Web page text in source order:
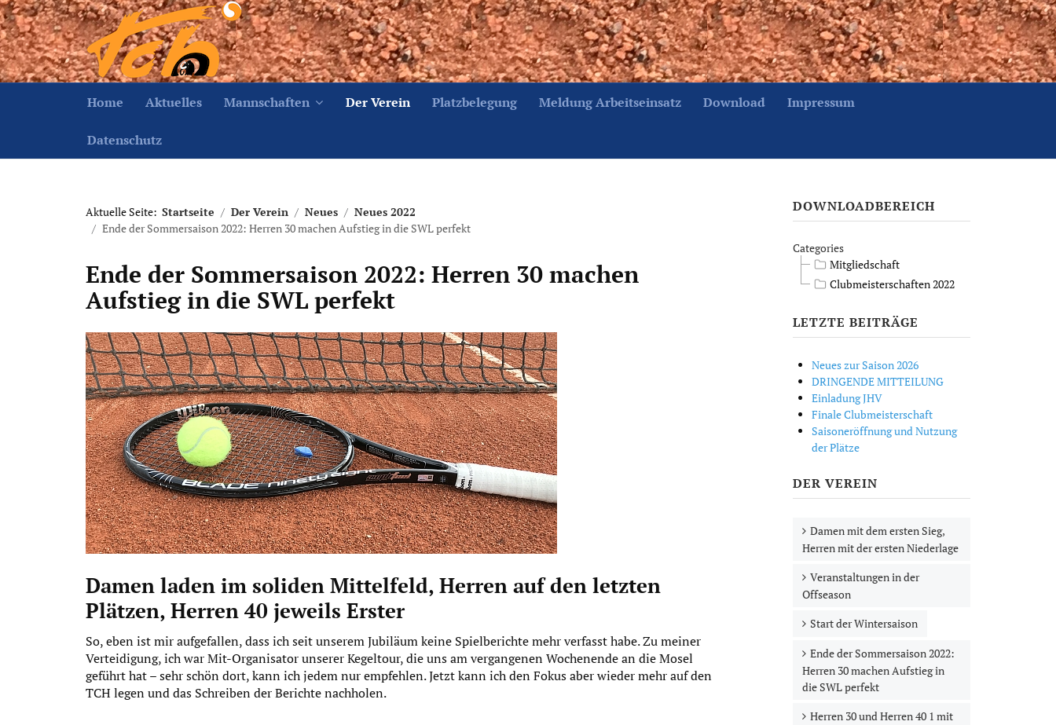
Home Aktuelles Mannschaften Der Verein Platzbelegung Meldung Arbeitseinsatz Download Impressum
Datenschutz
Aktuelle Seite: Startseite Der Verein Neues
Neues 2022
Ende der Sommersaison 2022: Herren 30 machen Aufstieg in die SWL perfekt
Ende der Sommersaison 2022: Herren 30 machen
Aufstieg in die SWL perfekt
Damen laden im soliden Mittelfeld, Herren auf den letzten
Plätzen, Herren 40 jeweils Erster
So, eben ist mir aufgefallen, dass ich seit unserem Jubiläum keine Spielberichte mehr verfasst habe. Zu meiner
Verteidigung, ich war Mit-Organisator unserer Kegeltour, die uns am vergangenen Wochenende an die Mosel
geführt hat – sehr schön dort, kann ich jedem nur empfehlen. Jetzt kann ich den Fokus aber wieder mehr auf den
TCH legen und das Schreiben der Berichte nachholen.
DOWNLOADBEREICH
Categories
Mitgliedschaft
Clubmeisterschaften 2022
LETZTE BEITRÄGE
Neues zur Saison 2026
DRINGENDE MITTEILUNG
Einladung JHV
Finale Clubmeisterschaft
Saisoneröffnung und Nutzung
der Plätze
DER VEREIN
Damen mit dem ersten Sieg,
Herren mit der ersten Niederlage
Veranstaltungen in der
Offseason
Start der Wintersaison
Ende der Sommersaison 2022:
Herren 30 machen Aufstieg in
die SWL perfekt
Herren 30 und Herren 40 1 mit